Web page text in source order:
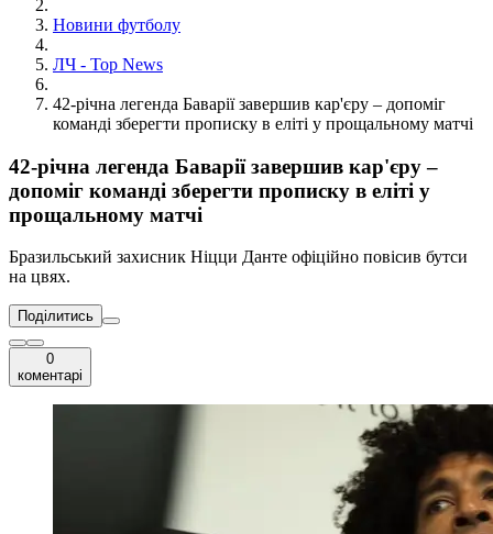
Новини футболу
ЛЧ - Top News
42-річна легенда Баварії завершив кар'єру – допоміг
команді зберегти прописку в еліті у прощальному матчі
42-річна легенда Баварії завершив кар'єру –
допоміг команді зберегти прописку в еліті у
прощальному матчі
Бразильський захисник Ніцци Данте офіційно повісив бутси
на цвях.
Поділитись
0
коментарі